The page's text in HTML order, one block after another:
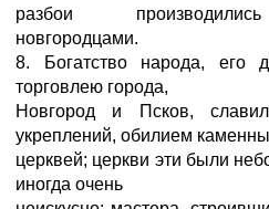
разбои
новгородцами.
8. Богатство народа, его
торговлею города,
Новгород и Псков,
укреплений, обилием
церквей; церкви эти были
иногда очень